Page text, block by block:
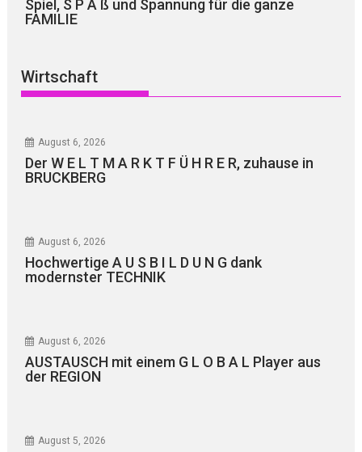
Spiel, S P A ß und Spannung für die ganze
FAMILIE
Wirtschaft
August 6, 2026
Der W E L T M A R K T F Ü H R E R, zuhause in
BRUCKBERG
August 6, 2026
Hochwertige A U S B I L D U N G dank
modernster TECHNIK
August 6, 2026
AUSTAUSCH mit einem G L O B A L Player aus
der REGION
August 5, 2026